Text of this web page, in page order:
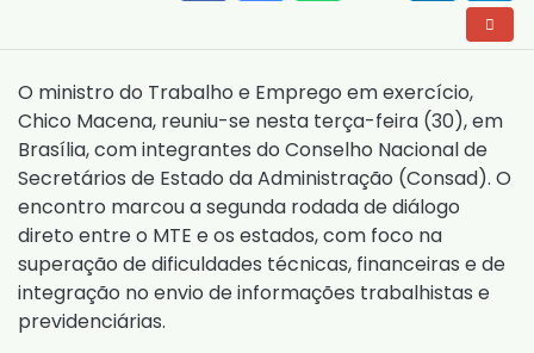
O ministro do Trabalho e Emprego em exercício,
Chico Macena, reuniu-se nesta terça-feira (30), em
Brasília, com integrantes do Conselho Nacional de
Secretários de Estado da Administração (Consad). O
encontro marcou a segunda rodada de diálogo
direto entre o MTE e os estados, com foco na
superação de dificuldades técnicas, financeiras e de
integração no envio de informações trabalhistas e
previdenciárias.